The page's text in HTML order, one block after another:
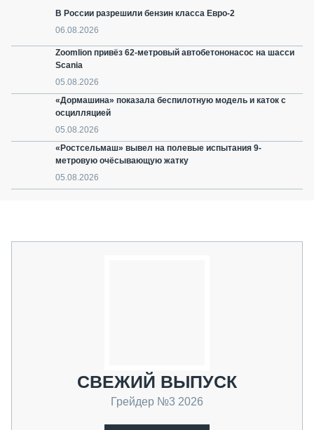
В России разрешили бензин класса Евро-2
06.08.2026
Zoomlion привёз 62-метровый автобетононасос на шасси
Scania
05.08.2026
«Дормашина» показала беспилотную модель и каток с
осцилляцией
05.08.2026
«Ростсельмаш» вывел на полевые испытания 9-
метровую очёсывающую жатку
05.08.2026
СВЕЖИЙ ВЫПУСК
Грейдер №3 2026